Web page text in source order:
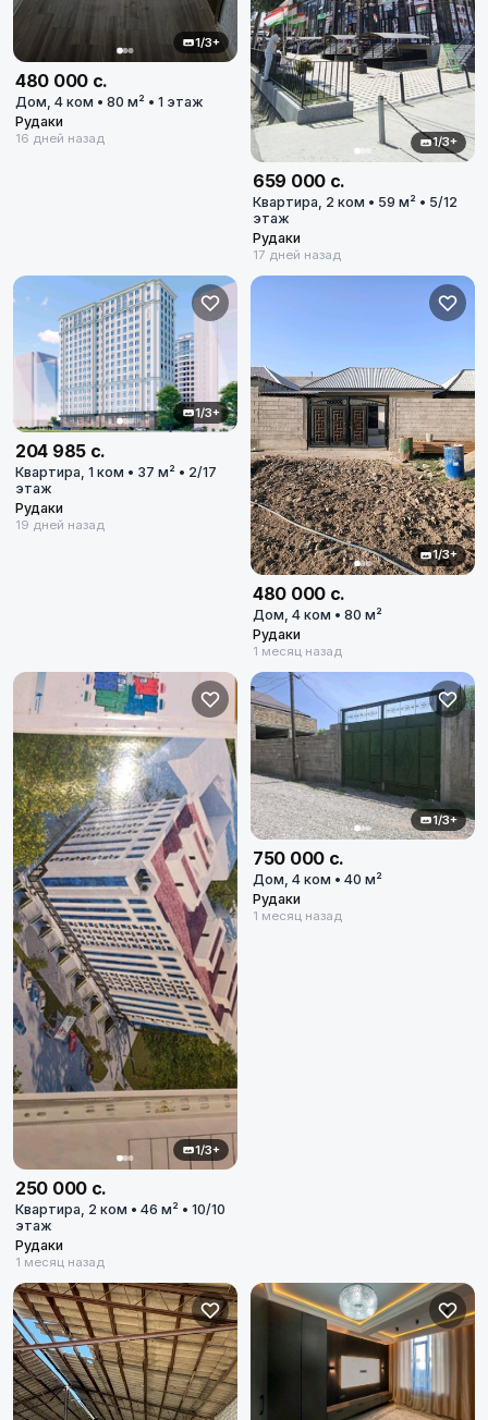
1/3+
480 000 с.
Дом, 4 ком • 80 м² • 1 этаж
Рудаки
16 дней назад 1/3+
659 000 с.
Квартира, 2 ком • 59 м² • 5/12
этаж
Рудаки
17 дней назад
1/3+
204 985 с.
Квартира, 1 ком • 37 м² • 2/17
этаж
Рудаки
19 дней назад
1/3+
480 000 с.
Дом, 4 ком • 80 м²
Рудаки
1 месяц назад
1/3+
250 000 с.
Квартира, 2 ком • 46 м² • 10/10
этаж
Рудаки
1 месяц назад
1/3+
750 000 с.
Дом, 4 ком • 40 м²
Рудаки
1 месяц назад